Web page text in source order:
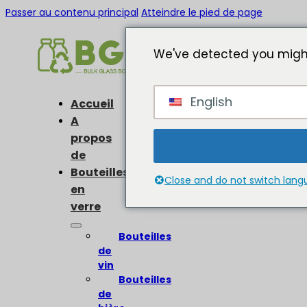
Passer au contenu principal Atteindre le pied de page
Accueil
A
propos
de
Bouteilles
en
verre
Bouteilles
de
vin
Bouteilles
de
We've detected you
English
Close and do not switch